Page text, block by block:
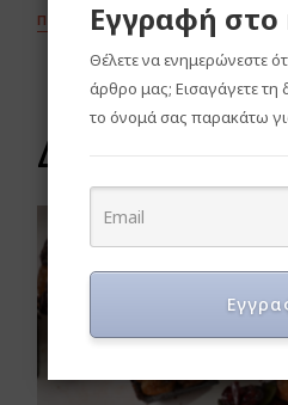
ΠΡΟΗΓΟΎΜΕΝΟ
Δοκιμάστε και
Εγγραφή
Θέλετε να ενημερώνεστε
άρθρο μας; Εισαγάγετε τη
το όνομά σας παρακάτω